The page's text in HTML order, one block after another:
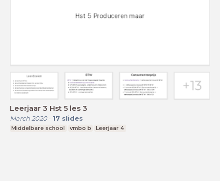
Leerjaar 3 Hst 5 les 3
March 2020- 17 slides
Middelbare school vmbo b Leerjaar 4